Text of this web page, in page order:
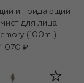
и придающий
для лица
(100ml)
070 ₽